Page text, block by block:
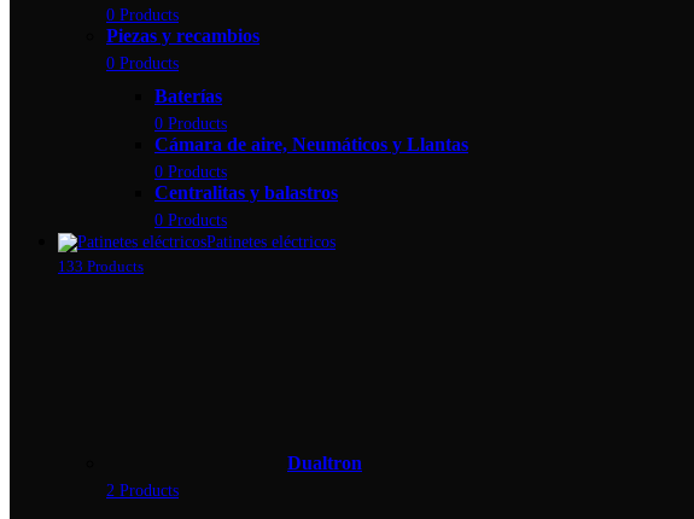
0 Products
Piezas y recambios
0 Products
Baterías
0 Products
Cámara de aire, Neumáticos y Llantas
0 Products
Centralitas y balastros
0 Products
Patinetes eléctricos
133 Products
Dualtron
2 Products